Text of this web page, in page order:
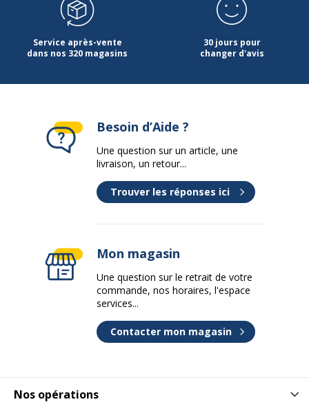
Service après-vente
dans nos 320 magasins
30 jours pour
changer d'avis
Nos opérations
Besoin d’Aide ?
Une question sur un article, une
livraison, un retour...
Trouver les réponses ici
Mon magasin
Une question sur le retrait de votre
commande, nos horaires, l'espace
services...
Contacter mon magasin